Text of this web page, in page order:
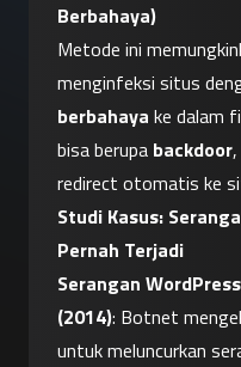
Berbahaya)
Metode ini
menginfeksi situs
berbahaya ke dalam
bisa berupa backdoor
redirect otomatis ke
Studi Kasus:
Pernah Terjadi
Serangan
(2014): Botnet
untuk meluncurkan